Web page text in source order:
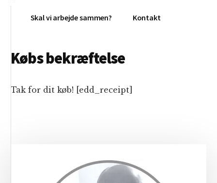
blog,
medier
Skal vi arbejde sammen? Kontakt
Købs bekræftelse
Tak for dit køb! [edd_receipt]